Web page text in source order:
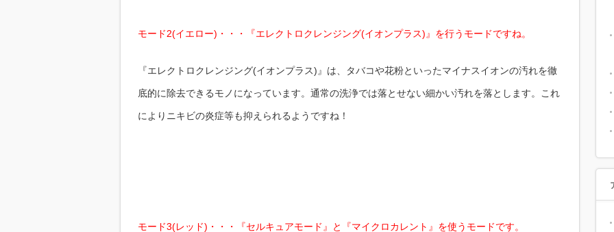
モード2(イエロー)・・・『エレクトロクレンジング(イオンプラス)』を行うモードですね。
『エレクトロクレンジング(イオンプラス)』は、タバコや花粉といったマイナスイオンの汚れを徹
底的に除去できるモノになっています。通常の洗浄では落とせない細かい汚れを落とします。これ
によりニキビの炎症等も抑えられるようですね！
モード3(レッド)・・・『セルキュアモード』と『マイクロカレント』を使うモードです。